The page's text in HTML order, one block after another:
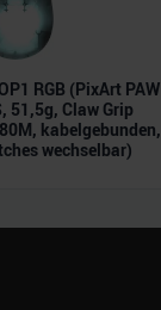
RGB (PixArt PAW
51,5g, Claw Grip
kabelgebunden,
wechselbar)